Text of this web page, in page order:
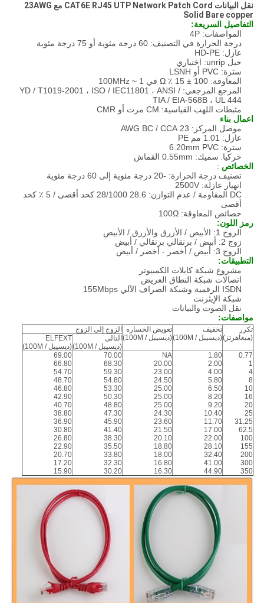
نقل البيانات CAT6E RJ45 UTP Network Patch Cord مع 23AWG
Solid Bare copper
التفاصيل السريعة:
المواصفات: 4P
درجة الحرارة في التصنيف: 60 درجة مئوية أو 75 درجة مئوية
عازل: HD-PE
حبل unrip: اختياري
سترة: PVC أو LSNH
المعاوقة: 100 ± 15 ٪ Ω في 1 ~ 100MHz
المرجع المرجعي: YD / T1019-2001 ، ISO / IEC11801 ، ANSI /
TIA / EIA-568B ، UL 444
مثبطات اللهب القياسية: CM مرت أو CMR
اعمال بناء
موصل المركز: 23 AWG BC / CCA
عازل: 1.01 مم PE
سترة: 6.20mm PVC
حركيا. سميك: 0.55mm القماش
الخصائص :
تصنيف درجة الحرارة: -20 درجة مئوية إلى 60 درجة مئوية
انهيار عازلة: 2500V
DC المقاومة / عدم التوازن: 28.6 28/1000 كحد أقصى / 5 ٪ كحد
أقصى
خصائص المعاوقة: 100Ω
رمز اللون:
الزوج 1: الأبيض / الأزرق والأزرق / الأبيض
زوج 2: أبيض / برتقالي برتقالي / أبيض
الزوج 3: أبيض / أخضر - أخضر / أبيض
التطبيقات:
مشروع شبكة كابلات الكمبيوتر
اتصالات شبكة النطاق العريض
ISDN الرقمية وشبكة الصراف الآلي 155Mbps
شبكة الإيثرنت
نقل الصوت والبيانات
مواصفات:
تكرر
(ميغاهرتز)
تخفيف
(ديسيبل / 100M)
تعويض الخساره
(ديسيبل / 100M)
الزوج إلى الزوج
التالى
(ديسيبل / 100M)
ELFEXT
(ديسيبل / 100M)
0.77
1
4
8
10
16
20
25
31.25
62.5
100
155
200
300
350
1.80
2.00
4.00
5.80
6.50
8.20
9.20
10.40
11.70
17.00
22.00
28.10
32.40
41.00
44.90
NA
20.00
23.00
24.50
25.00
25.00
25.00
24.30
23.60
21.50
20.10
18.80
18.00
16.80
16.30
70.00
68.30
59.30
54.80
53.30
50.30
48.80
47.30
45.90
41.40
38.30
35.50
33.80
32.30
30.20
69.00
66.80
54.70
48.70
46.80
42.90
40.70
38.80
36.90
30.80
26.80
22.90
20.70
17.20
15.90